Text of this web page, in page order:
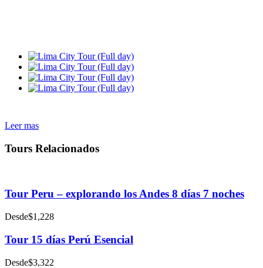
Leer mas
Tours Relacionados
Tour Peru – explorando los Andes 8 días 7 noches
Desde$1,228
Tour 15 días Perú Esencial
Desde$3,322